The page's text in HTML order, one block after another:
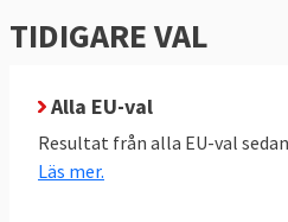
SjälvtestProva unik
TIDIGARE VAL
Alla EU-val
Resultat från alla EU-val
Läs mer.